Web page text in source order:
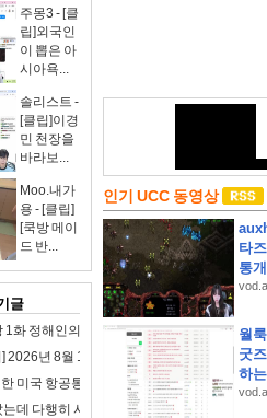
주몽3 - [클
립]외국인
이 뽑은 아
시아욕...
솔리스트 -
[클립]이경
민 천장을
바라보...
Moo.내가
용 - [클립]
[쿡방 메이
드 반...
글
1화 정해인의 첫사랑 맑눈광 하영 누구였냐고
2026년 8월 1주차 자동차 리콜 및 무상 수리
미국 항공통제 시스템
데 다행히 사이즈가 맞음
인기 UCC 동영상
타
통
월
굿
하